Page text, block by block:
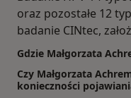
oraz pozostałe 12
badanie CINtec,
Gdzie Małgorzata
Czy Małgorzata
konieczności